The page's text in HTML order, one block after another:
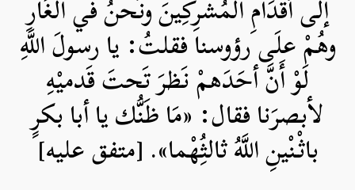
إلى أقْدَامِ المُشْرِكِينَ ونَحنُ في الْغَارِ
وهُمْ علَى رؤوسنا فقلتُ: يا رسولَ اللَّهِ
لَوْ أَنَّ أحَدَهمْ نَظرَ تَحتَ قَدميْهِ
لأبصرَنا فقال: «مَا ظَنُّك يا أبا بكرٍ
باثْنْينِ اللَّهُ ثالثُِهْما». [متفق عليه]